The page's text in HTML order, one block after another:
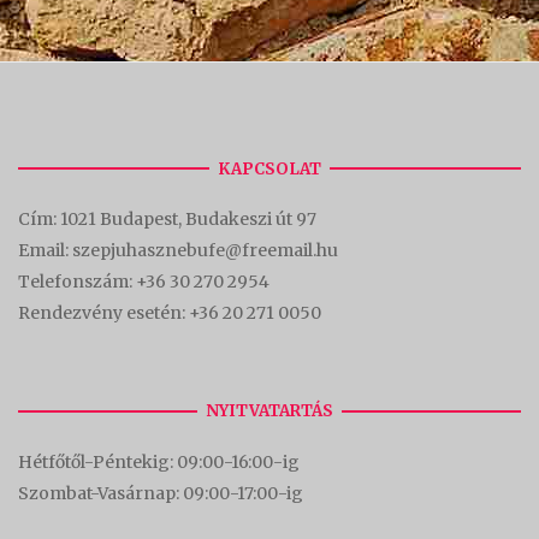
KAPCSOLAT
Cím: 1021 Budapest, Budakeszi út 97
Email: szepjuhasznebufe@freemail.hu
Telefonszám: +36 30 270 2954
Rendezvény esetén: +36 20 271 0050
NYITVATARTÁS
Hétfőtől-Péntekig: 09:00-16:00-ig
Szombat-Vasárnap: 09:00-17:00-ig